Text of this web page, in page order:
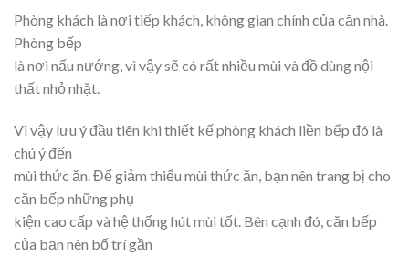
Phòng khách là nơi tiếp khách, không gian chính của căn nhà.
Phòng bếp
là nơi nấu nướng, vì vậy sẽ có rất nhiều mùi và đồ dùng nội
thất nhỏ nhặt.
Vì vậy lưu ý đầu tiên khi thiết kế phòng khách liền bếp đó là
chú ý đến
mùi thức ăn. Để giảm thiểu mùi thức ăn, bạn nên trang bị cho
căn bếp những phụ
kiện cao cấp và hệ thống hút mùi tốt. Bên cạnh đó, căn bếp
của bạn nên bố trí gần